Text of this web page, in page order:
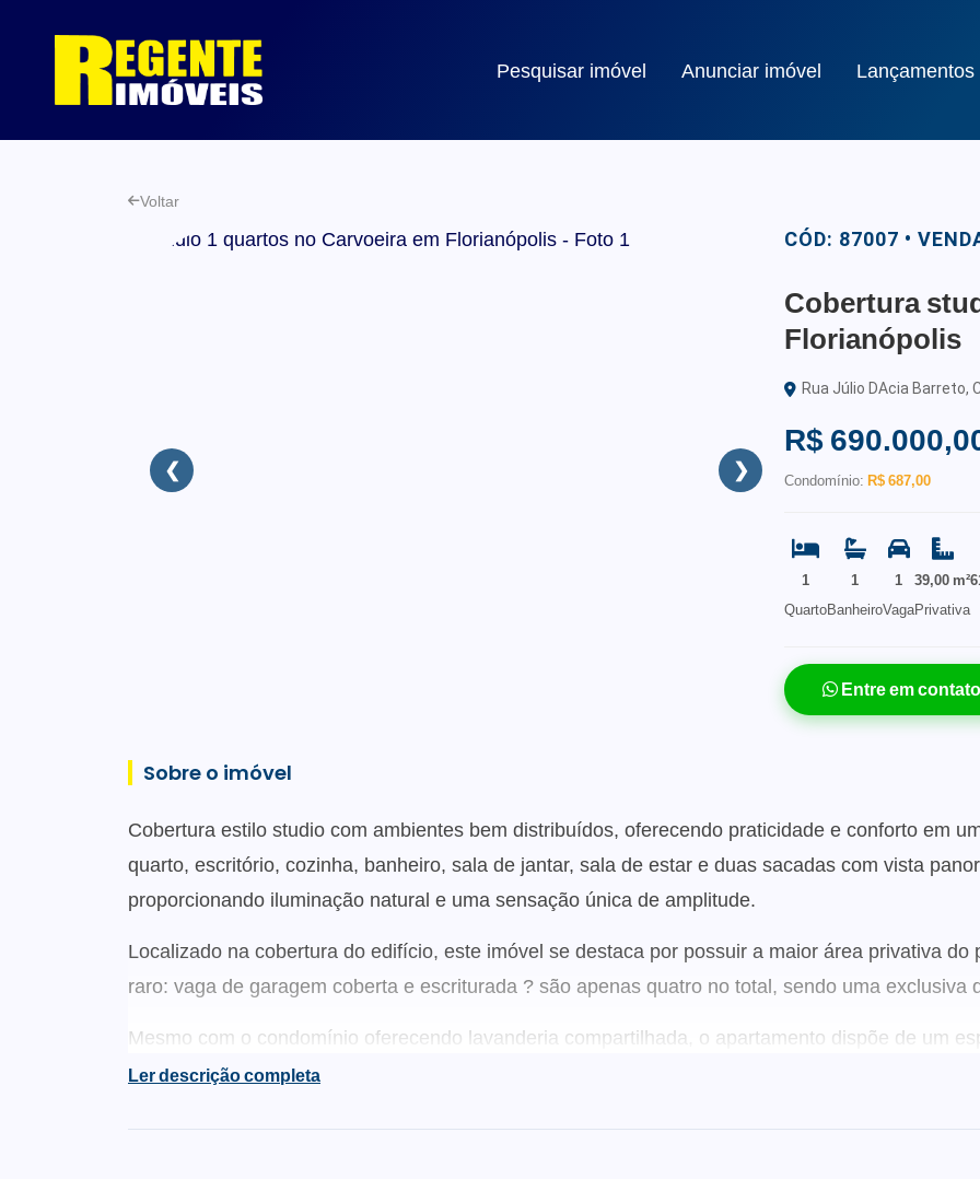
Pesquisar imóvel Anunciar imóvel Lançamentos
Voltar
❮ ❯
CÓD: 87007 •
Cobertura
Florianópolis
Rua Júlio DAcia Barreto,
R$
Condomínio: R$ 687,00
1
Quarto
1
Banheiro
1
Vaga
39,00 m²
Privativa
Entre em contato
Sobre o imóvel
Cobertura estilo studio com ambientes bem distribuídos, oferecendo praticidade e conforto em
quarto, escritório, cozinha, banheiro, sala de jantar, sala de estar e duas sacadas com vista
proporcionando iluminação natural e uma sensação única de amplitude.
Localizado na cobertura do edifício, este imóvel se destaca por possuir a maior área privativa
raro: vaga de garagem coberta e escriturada ? são apenas quatro no total, sendo uma exclusiva
Mesmo com o condomínio oferecendo lavanderia compartilhada, o apartamento dispõe de um
máquina de lavar compacta e uma pia ampla, ideal tanto para uso como lavanderia quanto para
Ler descrição completa